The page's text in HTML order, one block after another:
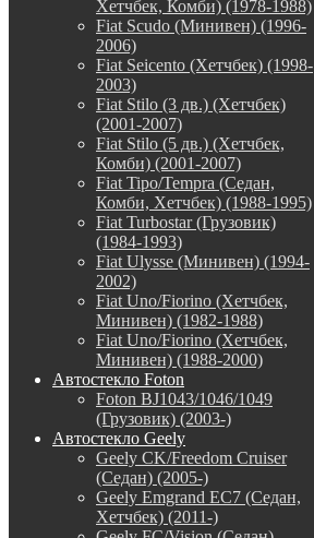
Хетчбек, Комби) (1978-1988)
Fiat Scudo (Минивен) (1996-
2006)
Fiat Seicento (Хетчбек) (1998-
2003)
Fiat Stilo (3 дв.) (Хетчбек)
(2001-2007)
Fiat Stilo (5 дв.) (Хетчбек,
Комби) (2001-2007)
Fiat Tipo/Tempra (Седан,
Комби, Хетчбек) (1988-1995)
Fiat Turbostar (Грузовик)
(1984-1993)
Fiat Ulysse (Минивен) (1994-
2002)
Fiat Uno/Fiorino (Хетчбек,
Минивен) (1982-1988)
Fiat Uno/Fiorino (Хетчбек,
Минивен) (1988-2000)
Автостекло Foton
Foton BJ1043/1046/1049
(Грузовик) (2003-)
Автостекло Geely
Geely CK/Freedom Cruiser
(Седан) (2005-)
Geely Emgrand EC7 (Седан,
Хетчбек) (2011-)